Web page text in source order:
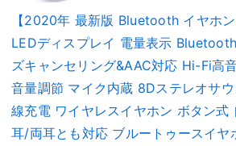
【2020年 最新版 Bluetooth イヤホン
LEDディスプレイ 電量表示
ズキャンセリング&AAC対応 Hi-Fi高
音量調節 マイク内蔵 8Dステレオサ
線充電 ワイヤレスイヤホン ボタン式
耳/両耳とも対応 ブルートゥースイヤ